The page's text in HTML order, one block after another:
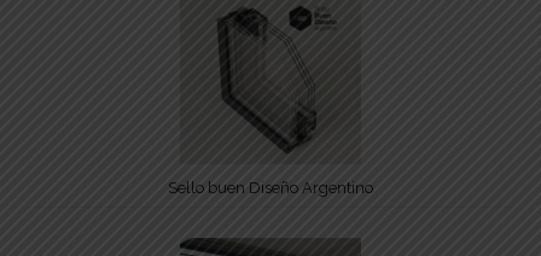
Sello buen Diseño Argentino